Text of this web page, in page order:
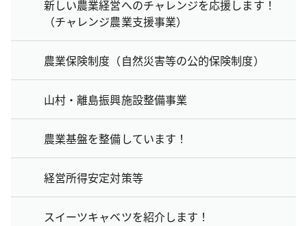
新しい農業経営へのチャレンジを応援します！
（チャレンジ農業支援事業）
農業保険制度（自然災害等の公的保険制度）
山村・離島振興施設整備事業
農業基盤を整備しています！
経営所得安定対策等
スイーツキャベツを紹介します！